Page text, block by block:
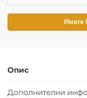
Имате
Опис
Дополнителни